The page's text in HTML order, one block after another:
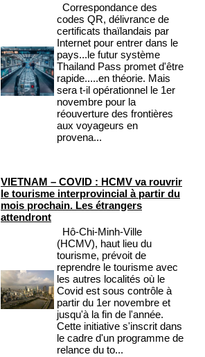
Correspondance des
codes QR, délivrance de
certificats thaïlandais par
Internet pour entrer dans le
pays...le futur système
Thailand Pass promet d'être
rapide.....en théorie. Mais
sera t-il opérationnel le 1er
novembre pour la
réouverture des frontières
aux voyageurs en
provena...
VIETNAM – COVID : HCMV va rouvrir
le tourisme interprovincial à partir du
mois prochain. Les étrangers
attendront
Hô-Chi-Minh-Ville
(HCMV), haut lieu du
tourisme, prévoit de
reprendre le tourisme avec
les autres localités où le
Covid est sous contrôle à
partir du 1er novembre et
jusqu'à la fin de l'année.
Cette initiative s'inscrit dans
le cadre d'un programme de
relance du to...